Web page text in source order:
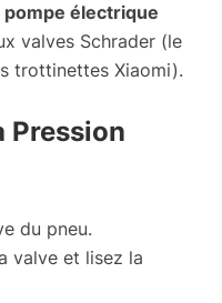
pompe électrique
valves Schrader (le
trottinettes Xiaomi).
Pression
du pneu.
valve et lisez la